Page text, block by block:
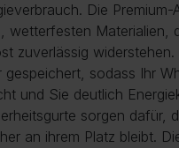
Die
wetterfesten Materialien,
zuverlässig
gespeichert, sodass Ihr
und Sie deutlich
sorgen dafür,
an ihrem Platz bleibt.